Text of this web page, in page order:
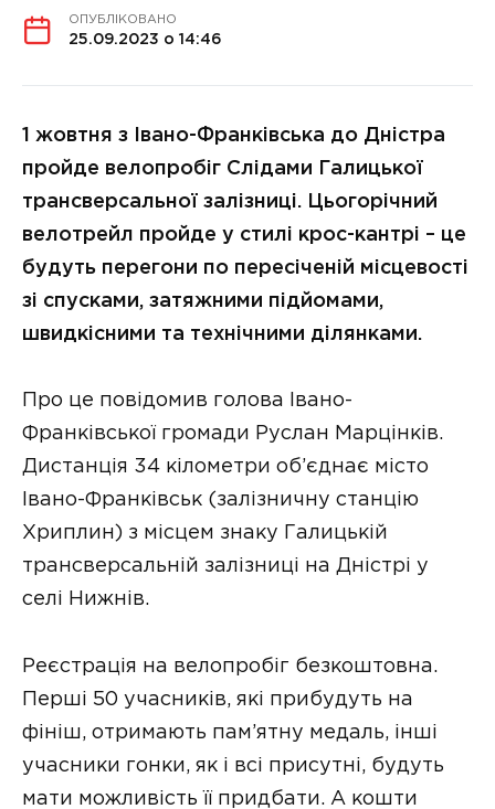
ОПУБЛІКОВАНО
25.09.2023 о 14:46
1 жовтня з Івано-Франківська до Дністра
пройде велопробіг Слідами Галицької
трансверсальної залізниці. Цьогорічний
велотрейл пройде у стилі крос-кантрі – це
будуть перегони по пересіченій місцевості
зі спусками, затяжними підйомами,
швидкісними та технічними ділянками.
Про це повідомив голова Івано-
Франківської громади Руслан Марцінків.
Дистанція 34 кілометри об’єднає місто
Івано-Франківськ (залізничну станцію
Хриплин) з місцем знаку Галицькій
трансверсальній залізниці на Дністрі у
селі Нижнів.
Реєстрація на велопробіг безкоштовна.
Перші 50 учасників, які прибудуть на
фініш, отримають пам’ятну медаль, інші
учасники гонки, як і всі присутні, будуть
мати можливість її придбати. А кошти